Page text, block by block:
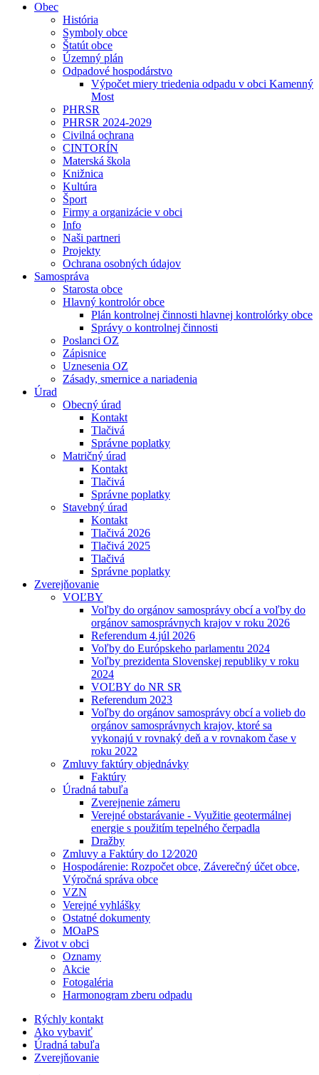
Obec
História
Symboly obce
Štatút obce
Územný plán
Odpadové hospodárstvo
Výpočet miery triedenia odpadu v obci Kamenný
Most
PHRSR
PHRSR 2024-2029
Civilná ochrana
CINTORÍN
Materská škola
Knižnica
Kultúra
Šport
Firmy a organizácie v obci
Info
Naši partneri
Projekty
Ochrana osobných údajov
Samospráva
Starosta obce
Hlavný kontrolór obce
Plán kontrolnej činnosti hlavnej kontrolórky obce
Správy o kontrolnej činnosti
Poslanci OZ
Zápisnice
Uznesenia OZ
Zásady, smernice a nariadenia
Úrad
Obecný úrad
Kontakt
Tlačivá
Správne poplatky
Matričný úrad
Kontakt
Tlačivá
Správne poplatky
Stavebný úrad
Kontakt
Tlačivá 2026
Tlačivá 2025
Tlačivá
Správne poplatky
Zverejňovanie
VOĽBY
Voľby do orgánov samosprávy obcí a voľby do
orgánov samosprávnych krajov v roku 2026
Referendum 4.júl 2026
Voľby do Európskeho parlamentu 2024
Voľby prezidenta Slovenskej republiky v roku
2024
VOĽBY do NR SR
Referendum 2023
Voľby do orgánov samosprávy obcí a volieb do
orgánov samosprávnych krajov, ktoré sa
vykonajú v rovnaký deň a v rovnakom čase v
roku 2022
Zmluvy faktúry objednávky
Faktúry
Úradná tabuľa
Zverejnenie zámeru
Verejné obstarávanie - Využitie geotermálnej
energie s použitím tepelného čerpadla
Dražby
Zmluvy a Faktúry do 12⁄2020
Hospodárenie: Rozpočet obce, Záverečný účet obce,
Výročná správa obce
VZN
Verejné vyhlášky
Ostatné dokumenty
MOaPS
Život v obci
Oznamy
Akcie
Fotogaléria
Harmonogram zberu odpadu
Rýchly kontakt
Ako vybaviť
Úradná tabuľa
Zverejňovanie